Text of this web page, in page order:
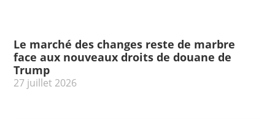
Le marché des changes reste de marbre
face aux nouveaux droits de douane de
Trump
27 juillet 2026